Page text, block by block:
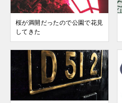
桜が満開だったので公園で花見
してきた